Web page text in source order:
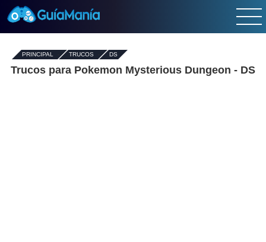
PRINCIPAL - TRUCOS- DS
Trucos para Pokemon Mysterious Dungeon - DS